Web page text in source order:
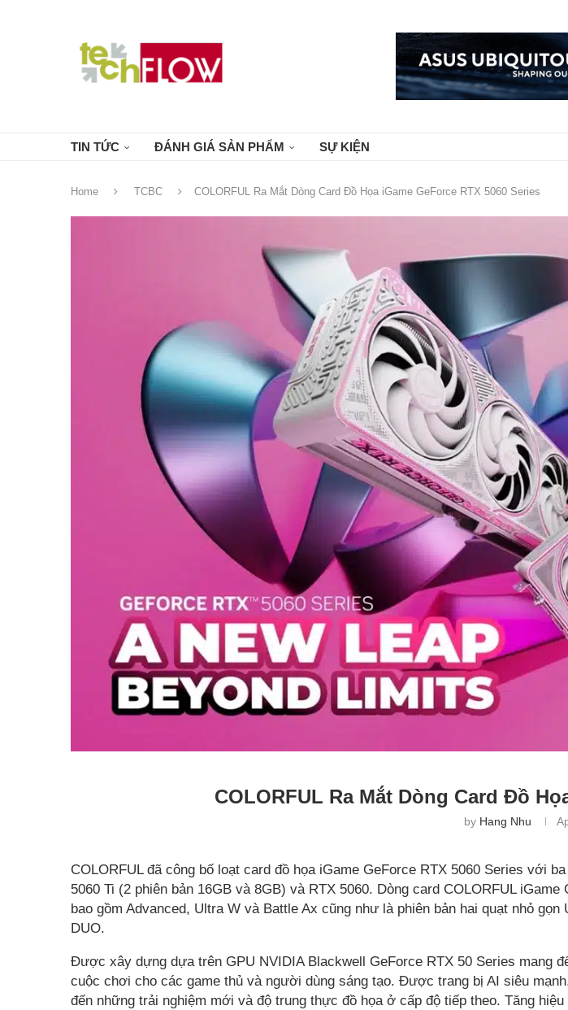
TIN TỨC ĐÁNH GIÁ SẢN PHẨM SỰ KIỆN
Home TCBC COLORFUL Ra Mắt Dòng Card Đồ Họa iGame GeForce RTX 5060 Series
COLORFUL Ra Mắt Dòng Card Đồ
by Hang Nhu
COLORFUL đã công bố loạt card đồ họa iGame GeForce RTX 5060 Series với
5060 Ti (2 phiên bản 16GB và 8GB) và RTX 5060. Dòng card COLORFUL iGame
bao gồm Advanced, Ultra W và Battle Ax cũng như là phiên bản hai quạt nhỏ gọn
DUO.
Được xây dựng dựa trên GPU NVIDIA Blackwell GeForce RTX 50 Series mang
cuộc chơi cho các game thủ và người dùng sáng tạo. Được trang bị AI siêu
đến những trải nghiệm mới và độ trung thực đồ họa ở cấp độ tiếp theo. Tăng